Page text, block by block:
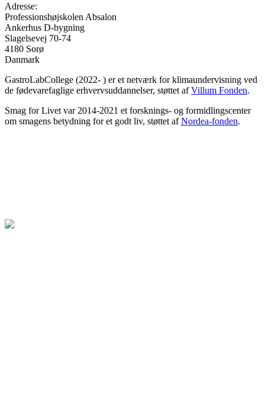
Adresse:
Professionshøjskolen Absalon
Ankerhus D-bygning
Slagelsevej 70-74
4180 Sorø
Danmark
GastroLabCollege (2022- ) er et netværk for klimaundervisning ved
de fødevarefaglige erhvervsuddannelser, støttet afVillum Fonden.
Smag for Livet var 2014-2021 et forsknings- og formidlingscenter
om smagens betydning for et godt liv, støttet afNordea-fonden.